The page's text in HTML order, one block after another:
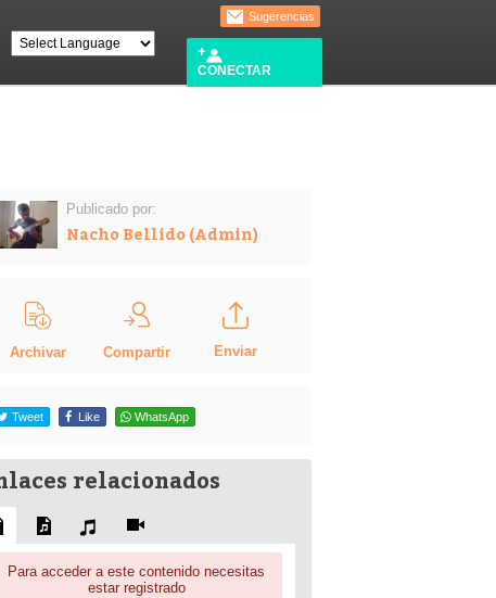
Sugerencias
CONECTAR
Publicado por:
Nacho Bellido (Admin)
Archivar Compartir Enviar
Tweet Like WhatsApp
relacionados
Para acceder a este contenido necesitas
estar registrado